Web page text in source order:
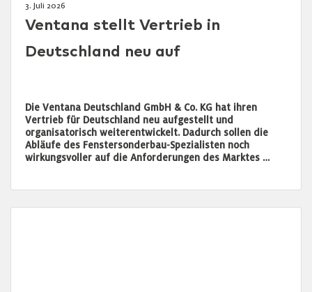
3. Juli 2026
Ventana stellt Vertrieb in
Deutschland neu auf
Die Ventana Deutschland GmbH & Co. KG hat ihren
Vertrieb für Deutschland neu aufgestellt und
organisatorisch weiterentwickelt. Dadurch sollen die
Abläufe des Fenstersonderbau-Spezialisten noch
wirkungsvoller auf die Anforderungen des Marktes …